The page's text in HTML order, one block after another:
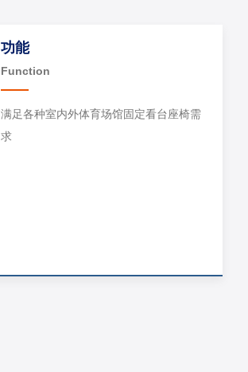
功能
Function
满足各种室内外体育场馆固定看台座椅需
求